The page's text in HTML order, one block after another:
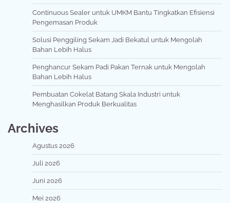
Continuous Sealer untuk UMKM Bantu Tingkatkan Efisiensi
Pengemasan Produk
Solusi Penggiling Sekam Jadi Bekatul untuk Mengolah
Bahan Lebih Halus
Penghancur Sekam Padi Pakan Ternak untuk Mengolah
Bahan Lebih Halus
Pembuatan Cokelat Batang Skala Industri untuk
Menghasilkan Produk Berkualitas
Archives
Agustus 2026
Juli 2026
Juni 2026
Mei 2026